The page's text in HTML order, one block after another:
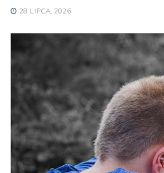
28 LIPCA, 2026